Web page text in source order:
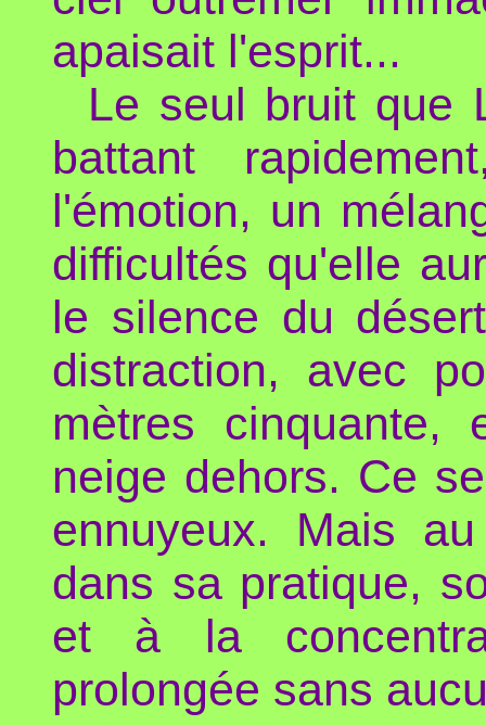
apaisait l'esprit...
Le seul bruit que
battant
l'émotion, un
difficultés qu'elle
le silence du
distraction, avec
mètres
neige dehors. Ce
ennuyeux. Mais
dans sa pratique,
et à la
prolongée sans